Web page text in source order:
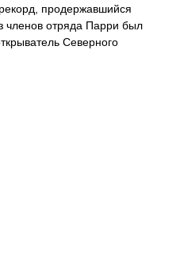
продержавшийся
отряда Парри был
Северного